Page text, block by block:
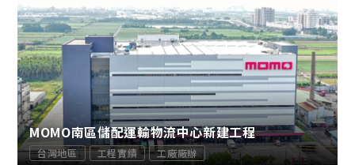
MOMO南區儲配運輸物流中心新建工程
台灣地區 工程實績 工廠廠辦